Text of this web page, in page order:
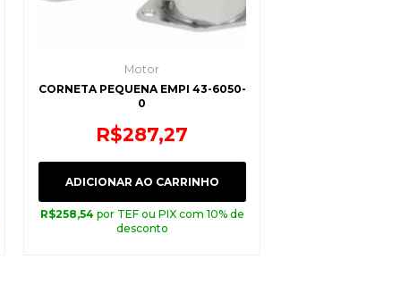
Motor
CORNETA PEQUENA EMPI 43-6050-
0
R$287,27
ADICIONAR AO CARRINHO
R$258,54 por TEF ou PIX com 10% de
desconto